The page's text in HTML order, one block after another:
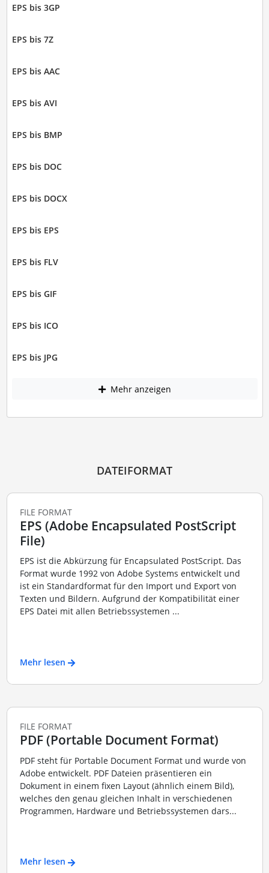
EPS bis 3GP
EPS bis 7Z
EPS bis AAC
EPS bis AVI
EPS bis BMP
EPS bis DOC
EPS bis DOCX
EPS bis EPS
EPS bis FLV
EPS bis GIF
EPS bis ICO
EPS bis JPG
Mehr anzeigen
DATEIFORMAT
FILE FORMAT
EPS (Adobe Encapsulated PostScript
File)
EPS ist die Abkürzung für Encapsulated PostScript. Das
Format wurde 1992 von Adobe Systems entwickelt und
ist ein Standardformat für den Import und Export von
Texten und Bildern. Aufgrund der Kompatibilität einer
EPS Datei mit allen Betriebssystemen ...
Mehr lesen
FILE FORMAT
PDF (Portable Document Format)
PDF steht für Portable Document Format und wurde von
Adobe entwickelt. PDF Dateien präsentieren ein
Dokument in einem fixen Layout (ähnlich einem Bild),
welches den genau gleichen Inhalt in verschiedenen
Programmen, Hardware und Betriebssystemen dars...
Mehr lesen